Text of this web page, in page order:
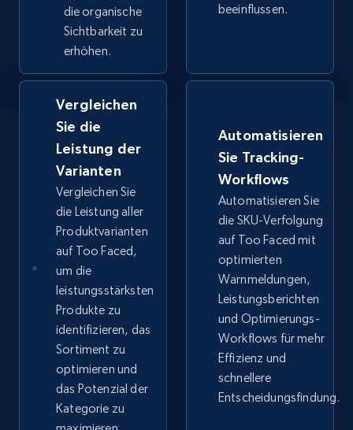
2.4K+ 202+
Google Shopping - collects products from
web using keywords
URL, Product id, Title, Product description,
Rating, Reviews count, Images, Variations, and
more.
2.4K+ 202+
Home Depot US
URL, Domain, Country code, Model number,
Sku, Product id, Product name, Manufacturer,
and more.
2.1K+
die organische
Sichtbarkeit zu
erhöhen.
beeinflussen.
Vergleichen
Sie die
Leistung der
Varianten
Vergleichen Sie
die Leistung aller
Produktvarianten
auf Too Faced,
um die
leistungsstärksten
Produkte zu
identifizieren, das
Sortiment zu
optimieren und
das Potenzial der
Kategorie zu
Automatisieren
Sie Tracking-
Workflows
Automatisieren Sie
die SKU-Verfolgung
auf Too Faced mit
optimierten
Warnmeldungen,
Leistungsberichten
und Optimierungs-
Workflows für mehr
Effizienz und
schnellere
Entscheidungsfindung.